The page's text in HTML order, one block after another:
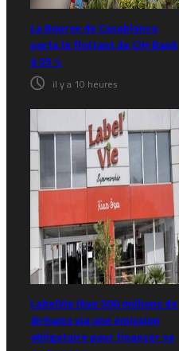
La Bourse de Casablanca
porte le flottant de CIH Bank
à 35 %
il y a 10 heures
LabelVie lève 500 millions de
dirhams via une émission
obligataire pour financer sa